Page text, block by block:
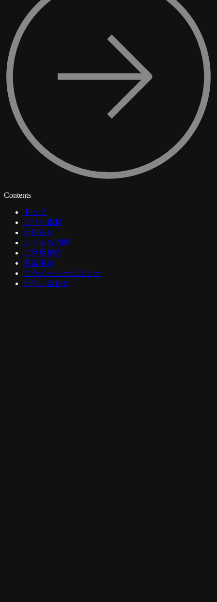
Contents
トップ
フリー素材
お知らせ
よくある質問
ご利用規約
免責事項
プライバシーポリシー
お問い合わせ